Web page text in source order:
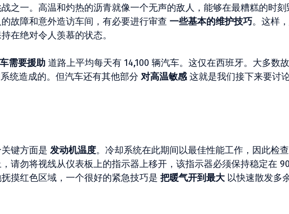
之一。高温和灼热的沥青就像一个无声的敌人，能够在最糟糕的时刻
故障和意外造访车间，有必要进行审查 一些基本的维护技巧。这样
在绝对令人羡慕的状态。
需要援助 道路上平均每天有 14,100 辆汽车。这仅在西班牙。大多数
统造成的。但汽车还有其他部分 对高温敏感这就是我们接下来要讨
键方面是 发动机温度。冷却系统在此期间以最佳性能工作，因此检
请勿将视线从仪表板上的指示器上移开，该指示器必须保持稳定在
摸红色区域，一个很好的紧急技巧是 把暖气开到最大 以快速散发多